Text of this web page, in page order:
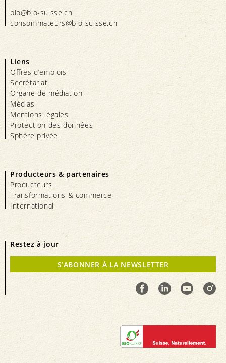
bio@bio-suisse.ch
consommateurs@bio-suisse.ch
Liens
Offres d’emplois
Secrétariat
Organe de médiation
Médias
Mentions légales
Protection des données
Sphère privée
Producteurs & partenaires
Producteurs
Transformations & commerce
International
Restez à jour
S’ABONNER À LA NEWSLETTER